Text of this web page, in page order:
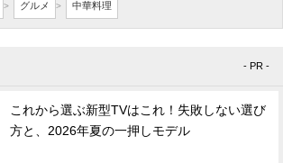
> グルメ > 中華料理
- PR -
これから選ぶ新型TVはこれ！失敗しない選び
方と、2026年夏の一押しモデル